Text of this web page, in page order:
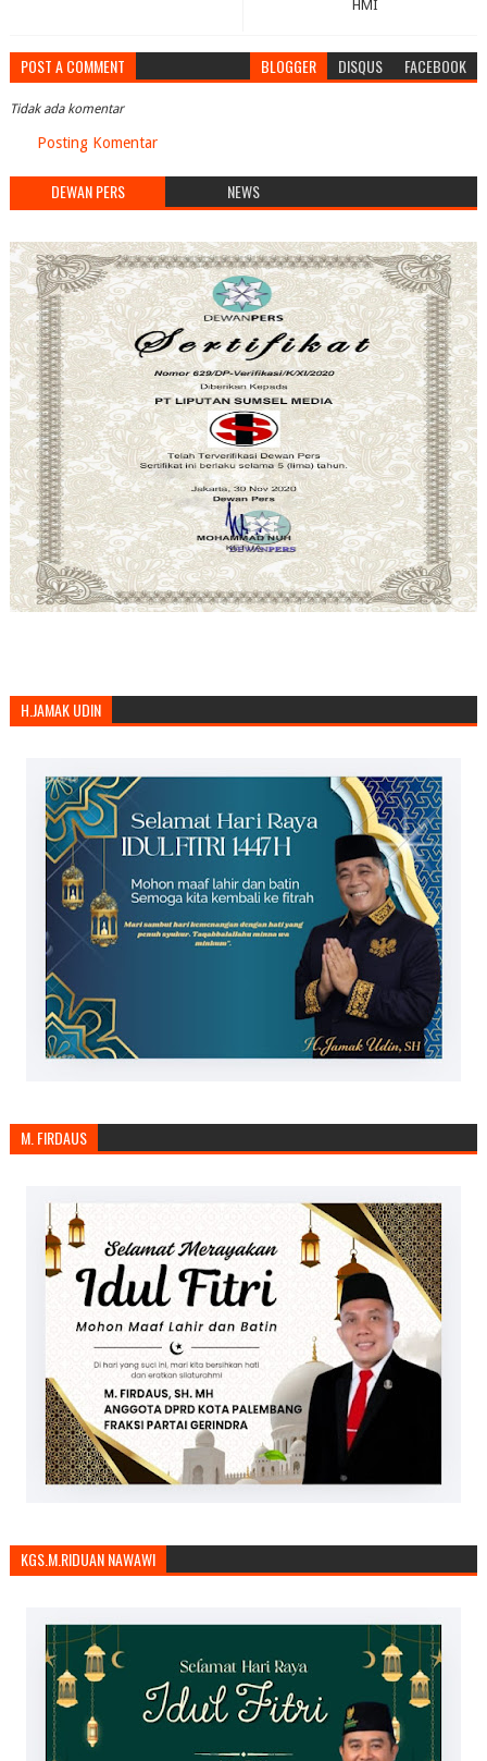
HMI
POST A COMMENT BLOGGER DISQUS FACEBOOK
Tidak ada komentar
Posting Komentar
DEWAN PERS NEWS
H.JAMAK UDIN
M. FIRDAUS
KGS.M.RIDUAN NAWAWI